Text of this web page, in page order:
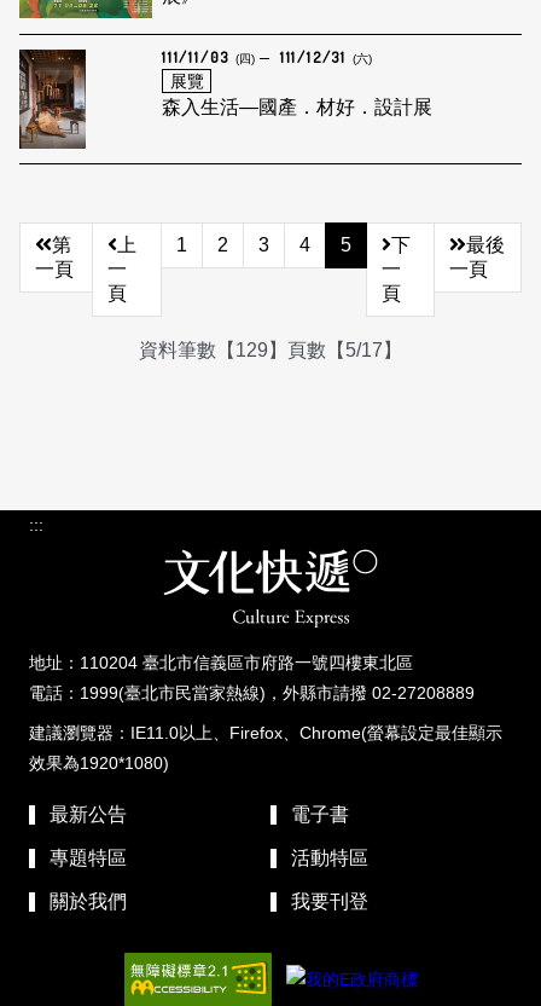
111/11/03 (四) 111/12/31 (六)
展覽
森入生活—國產．材好．設計展
第
一頁
上
一
頁
1 2 3 4 5
下
一
頁
最後
一頁
資料筆數【129】頁數【5/17】
:::
地址：110204 臺北市信義區市府路一號四樓東北區
電話：1999(臺北市民當家熱線)，外縣市請撥 02-27208889
建議瀏覽器：IE11.0以上、Firefox、Chrome(螢幕設定最佳顯示
效果為1920*1080)
最新公告 電子書
專題特區 活動特區
關於我們 我要刊登